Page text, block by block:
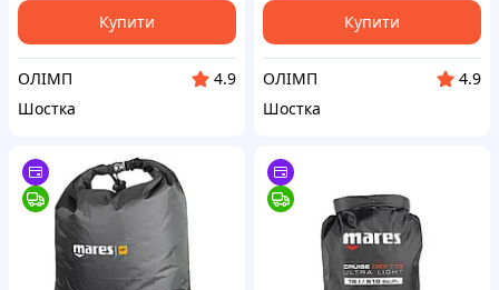
Купити
ОЛІМП
4.9
Шостка
Купити
ОЛІМП
4.9
Шостка